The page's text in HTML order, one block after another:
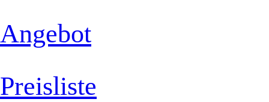
Angebot
Preisliste